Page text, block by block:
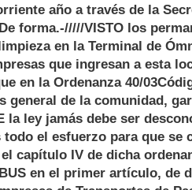
año a través de la
De forma.-/////VISTO los
en la Terminal de
que ingresan a esta
en la Ordenanza 40/
general de la comunidad,
la ley jamás debe ser
el esfuerzo para que se
capítulo IV de dicha
en el primer artículo, de